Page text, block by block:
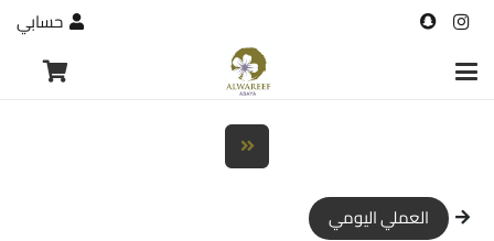
حسابي
العملي اليومي